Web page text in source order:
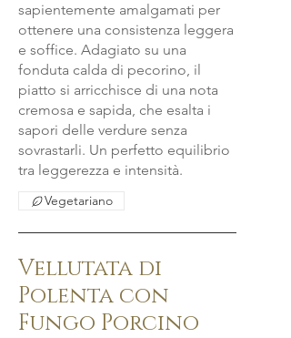
sapientemente amalgamati per
ottenere una consistenza leggera
e soffice. Adagiato su una
fonduta calda di pecorino, il
piatto si arricchisce di una nota
cremosa e sapida, che esalta i
sapori delle verdure senza
sovrastarli. Un perfetto equilibrio
tra leggerezza e intensità.
Vegetariano
Vellutata di
Polenta con
Fungo Porcino